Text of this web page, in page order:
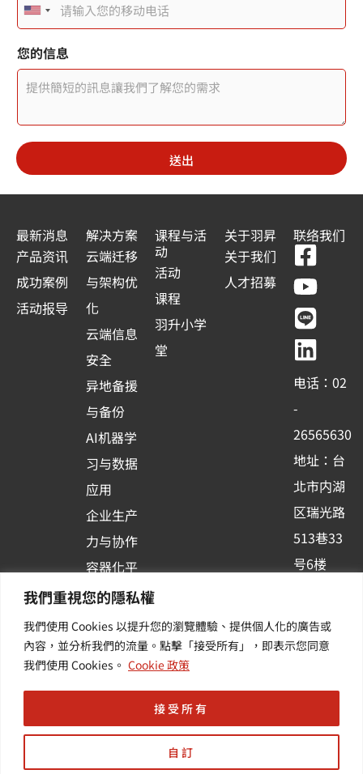
我們重視您的隱私權
我們使用 Cookies 以提升您的瀏覽體驗、提供個人化的廣告或
內容，並分析我們的流量。點擊「接受所有」，即表示您同意
我們使用 Cookies。 Cookie 政策
自訂
接受所有
U
n
i
t
e
d
S
t
a
t
e
s
您的信息
送出
最新消息
产品资讯
成功案例
活动报导
解决方案
云端迁移
与架构优
化
云端信息
安全
异地备援
与备份
AI机器学
习与数据
应用
企业生产
力与协作
容器化平
台应用
课程与活
动
活动
课程
羽升小学
堂
关于羽昇
关于我们
人才招募
联络我们
F
a
c
e
b
o
o
k
-
s
q
u
a
r
Y
o
u
t
u
b
e
L
i
n
e
L
i
n
k
e
d
i
n
电话：02
-
26565630
地址：台
北市内湖
区瑞光路
513巷33
号6楼
供您最新
产业资讯